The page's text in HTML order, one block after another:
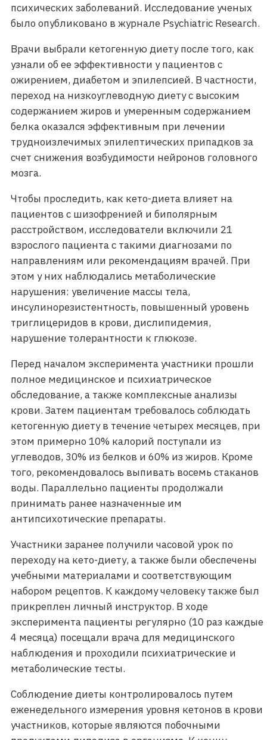
психических заболеваний. Исследование ученых
было опубликовано в журнале Psychiatric Research.
Врачи выбрали кетогенную диету после того, как
узнали об ее эффективности у пациентов с
ожирением, диабетом и эпилепсией. В частности,
переход на низкоуглеводную диету с высоким
содержанием жиров и умеренным содержанием
белка оказался эффективным при лечении
трудноизлечимых эпилептических припадков за
счет снижения возбудимости нейронов головного
мозга.
Чтобы проследить, как кето-диета влияет на
пациентов с шизофренией и биполярным
расстройством, исследователи включили 21
взрослого пациента с такими диагнозами по
направлениям или рекомендациям врачей. При
этом у них наблюдались метаболические
нарушения: увеличение массы тела,
инсулинорезистентность, повышенный уровень
триглицеридов в крови, дислипидемия,
нарушение толерантности к глюкозе.
Перед началом эксперимента участники прошли
полное медицинское и психиатрическое
обследование, а также комплексные анализы
крови. Затем пациентам требовалось соблюдать
кетогенную диету в течение четырех месяцев, при
этом примерно 10% калорий поступали из
углеводов, 30% из белков и 60% из жиров. Кроме
того, рекомендовалось выпивать восемь стаканов
воды. Параллельно пациенты продолжали
принимать ранее назначенные им
антипсихотические препараты.
Участники заранее получили часовой урок по
переходу на кето-диету, а также были обеспечены
учебными материалами и соответствующим
набором рецептов. К каждому человеку также был
прикреплен личный инструктор. В ходе
эксперимента пациенты регулярно (10 раз каждые
4 месяца) посещали врача для медицинского
наблюдения и проходили психиатрические и
метаболические тесты.
Соблюдение диеты контролировалось путем
еженедельного измерения уровня кетонов в крови
участников, которые являются побочными